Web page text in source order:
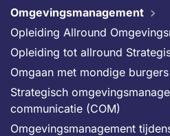
Omgevingsmanagement
Opleiding Allround
Opleiding tot allround
Omgaan met mondige burgers
Strategisch
communicatie (COM)
Omgevingsmanagement